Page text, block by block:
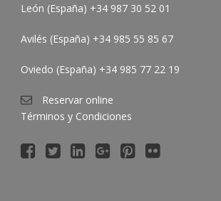
León (España) +34 987 30 52 01
Avilés (España) +34 985 55 85 67
Oviedo (España) +34 985 77 22 19
Reservar online
Términos y Condiciones